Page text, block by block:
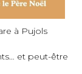
à Pujols
et peut-être